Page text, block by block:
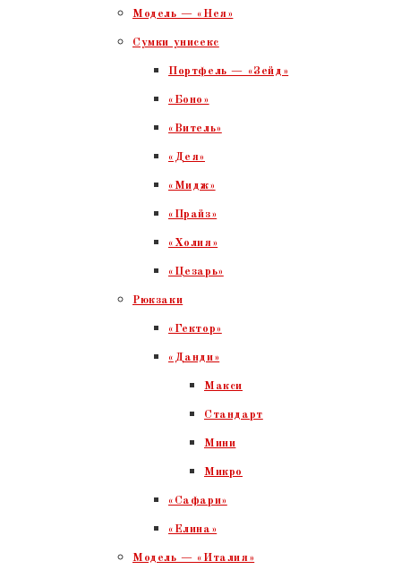
Модель — «Нея»
Сумки унисекс
Портфель — «Зейд»
«Боно»
«Витель»
«Дея»
«Мидж»
«Прайз»
«Холия»
«Цезарь»
Рюкзаки
«Гектор»
«Данди»
Макси
Стандарт
Мини
Микро
«Сафари»
«Елина»
Модель — «Италия»